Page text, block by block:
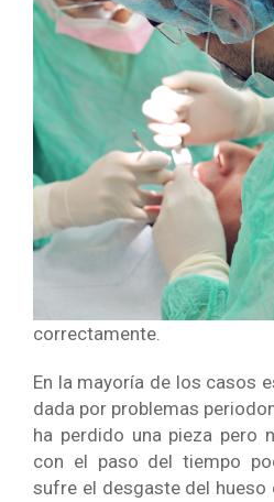
correctamente.
En la mayoría de los casos
dada por problemas
ha perdido una pieza pero
con el paso del tiempo
sufre el desgaste del